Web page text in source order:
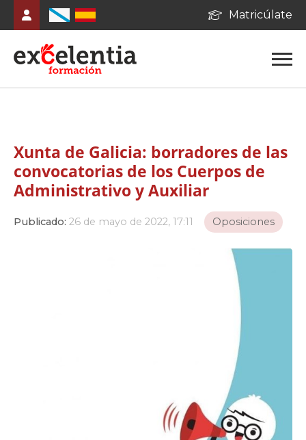
Matricúlate
Xunta de Galicia: borradores de las
convocatorias de los Cuerpos de
Administrativo y Auxiliar
Publicado: 26 de mayo de 2022, 17:11 Oposiciones